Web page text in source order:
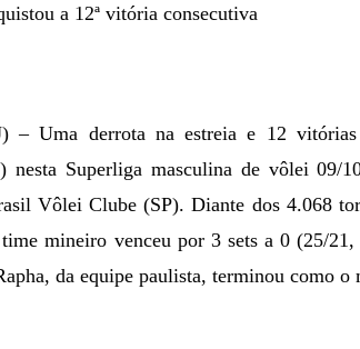
a 12ª vitória consecutiva
– Uma derrota na estreia e 12
nesta Superliga masculina de vôlei 09/
Vôlei Clube (SP). Diante dos 4.068
mineiro venceu por 3 sets a 0 (25/
da equipe paulista, terminou como